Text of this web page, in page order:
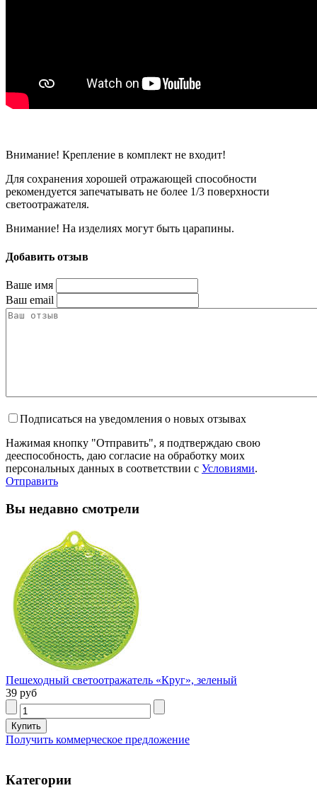
Внимание! Крепление в комплект не входит!
Для сохранения хорошей отражающей способности
рекомендуется запечатывать не более 1/3 поверхности
светоотражателя.
Внимание! На изделиях могут быть царапины.
Добавить отзыв
Ваше имя
Ваш email
Подписаться на уведомления о новых отзывах
Нажимая кнопку "Отправить", я подтверждаю свою
дееспособность, даю согласие на обработку моих
персональных данных в соответствии с Условиями.
Отправить
Вы недавно смотрели
Пешеходный светоотражатель «Круг», зеленый
39 руб
Получить коммерческое предложение
Категории